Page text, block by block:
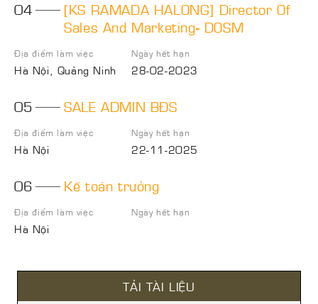
04
[KS RAMADA HALONG] Director Of
Sales And Marketing- DOSM
Địa điểm làm việc
Hà Nội, Quảng Ninh
Ngày hết hạn
28-02-2023
05 SALE ADMIN BĐS
Địa điểm làm việc
Hà Nội
Ngày hết hạn
22-11-2025
06 Kế toán trưởng
Địa điểm làm việc
Hà Nội
Ngày hết hạn
TẢI TÀI LIỆU